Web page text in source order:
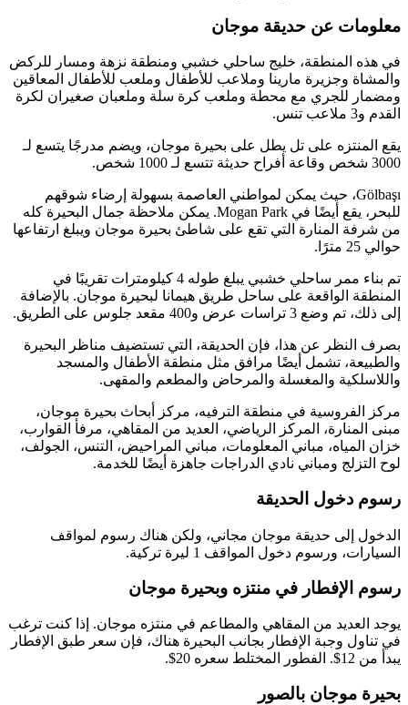
معلومات عن حديقة موجان
في هذه المنطقة، خليج ساحلي خشبي ومنطقة نزهة ومسار للركض
والمشاة وجزيرة مارينا وملاعب للأطفال وملعب للأطفال المعاقين
ومضمار للجري مع محطة وملعب كرة سلة وملعبان صغيران لكرة
القدم و3 ملاعب تنس.
يقع المنتزه على تل يطل على بحيرة موجان، ويضم مدرجًا يتسع لـ
3000 شخص وقاعة أفراح حديثة تتسع لـ 1000 شخص.
Gölbaşı، حيث يمكن لمواطني العاصمة بسهولة إرضاء شوقهم
للبحر، يقع أيضًا في Mogan Park. يمكن ملاحظة جمال البحيرة كله
من شرفة المنارة التي تقع على شاطئ بحيرة موجان ويبلغ ارتفاعها
حوالي 25 مترًا.
تم بناء ممر ساحلي خشبي يبلغ طوله 4 كيلومترات تقريبًا في
المنطقة الواقعة على ساحل طريق هيمانا لبحيرة موجان. بالإضافة
إلى ذلك، تم وضع 3 تراسات عرض و400 مقعد جلوس على الطريق.
بصرف النظر عن هذا، فإن الحديقة، التي تستضيف مناظر البحيرة
والطبيعة، تشمل أيضًا مرافق مثل منطقة الأطفال والمسجد
واللاسلكية والمغسلة والمرحاض والمطعم والمقهى.
مركز الفروسية في منطقة الترفيه، مركز أبحاث بحيرة موجان،
مبنى المنارة، المركز الرياضي، العديد من المقاهي، مرفأ القوارب،
خزان المياه، مباني المعلومات، مباني المراحيض، التنس، الجولف،
لوح التزلج ومباني نادي الدراجات جاهزة أيضًا للخدمة.
رسوم دخول الحديقة
الدخول إلى حديقة موجان مجاني، ولكن هناك رسوم لمواقف
السيارات، ورسوم دخول المواقف 1 ليرة تركية.
رسوم الإفطار في منتزه وبحيرة موجان
يوجد العديد من المقاهي والمطاعم في منتزه موجان. إذا كنت ترغب
في تناول وجبة الإفطار بجانب البحيرة هناك، فإن سعر طبق الإفطار
يبدأ من 12$. الفطور المختلط سعره 20$.
بحيرة موجان بالصور